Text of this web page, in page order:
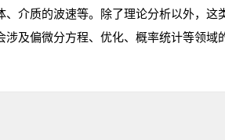
介质的波速等。除了理论分析以外，这
及偏微分方程、优化、概率统计等领域